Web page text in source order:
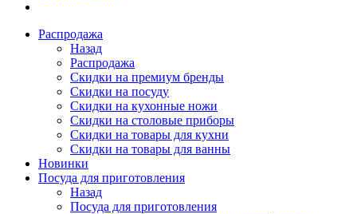
Распродажа
Назад
Распродажа
Скидки на премиум бренды
Скидки на посуду
Скидки на кухонные ножи
Скидки на столовые приборы
Скидки на товары для кухни
Скидки на товары для ванны
Новинки
Посуда для приготовления
Назад
Посуда для приготовления